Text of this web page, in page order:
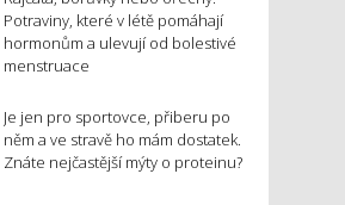
Potraviny, které v létě pomáhají
hormonům a ulevují od bolestivé
menstruace
Je jen pro sportovce, přiberu po
něm a ve stravě ho mám dostatek.
Znáte nejčastější mýty o proteinu?